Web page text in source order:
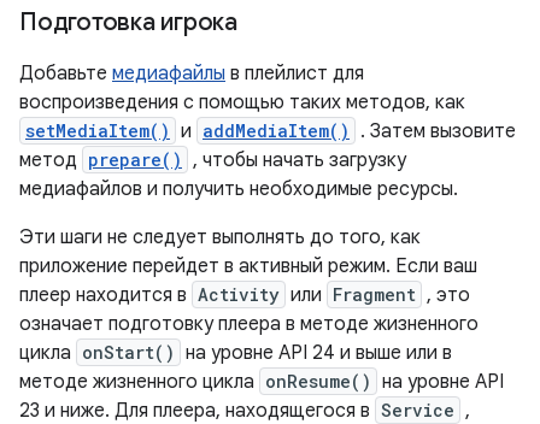
Подготовка игрока
Добавьте медиафайлы в плейлист для
воспроизведения с помощью таких методов, как
setMediaItem() и addMediaItem()
. Затем вызовите
метод prepare() , чтобы начать загрузку
медиафайлов и получить необходимые ресурсы.
Эти шаги не следует выполнять до того, как
приложение перейдет в активный режим. Если ваш
плеер находится в Activity или Fragment , это
означает подготовку плеера в методе жизненного
цикла onStart() на уровне API 24 и выше или в
методе жизненного цикла onResume() на уровне API
23 и ниже. Для плеера, находящегося в Service ,